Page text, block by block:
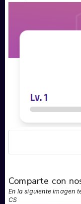
Comparte con
En la siguiente imagen
CS